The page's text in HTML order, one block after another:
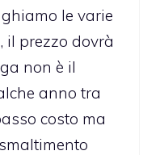
le varie
il prezzo dovrà
non è il
anno tra
costo ma